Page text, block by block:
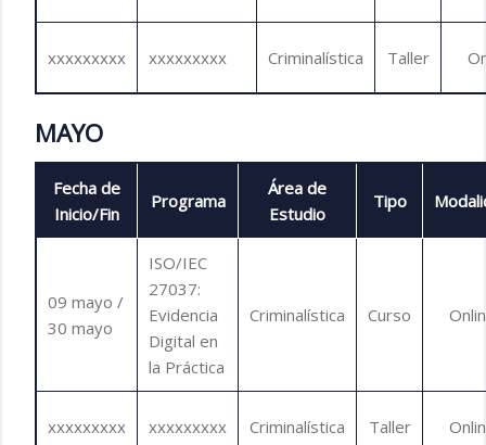
xxxxxxxxx xxxxxxxxx Criminalística Taller
MAYO
Fecha de
Inicio/Fin
Programa
Área de
Estudio
Tipo
09 mayo /
30 mayo
ISO/IEC
27037:
Evidencia
Digital en
la Práctica
Criminalística Curso
xxxxxxxxx xxxxxxxxx Criminalística Taller